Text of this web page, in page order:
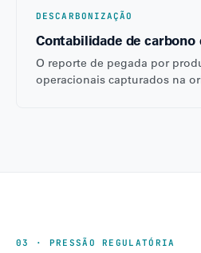
DESCARBONIZAÇÃO
Contabilidade de
O reporte de pegada por
operacionais capturados na
03 · PRESSÃO REGULATÓRIA